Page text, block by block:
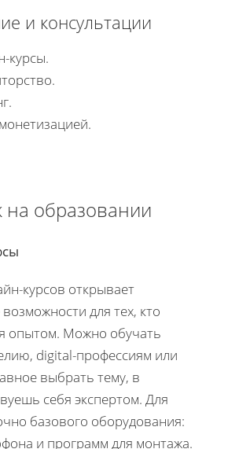
и консультации
курсы.
на образовании
курсов открывает
для тех, кто
опытом. Можно обучать
digital-профессиям или
выбрать тему, в
себя экспертом. Для
базового оборудования:
и программ для монтажа.